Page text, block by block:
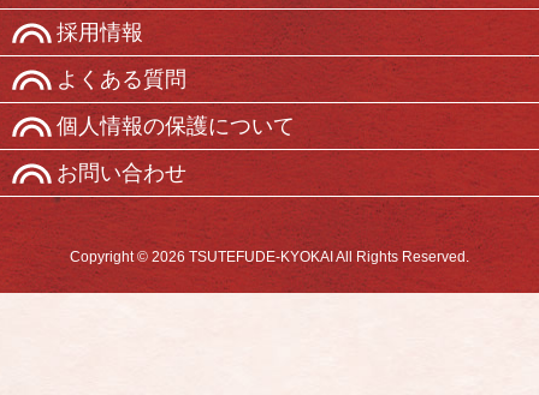
採用情報
よくある質問
個人情報の保護について
お問い合わせ
Copyright © 2026 TSUTEFUDE-KYOKAI All Rights Reserved.